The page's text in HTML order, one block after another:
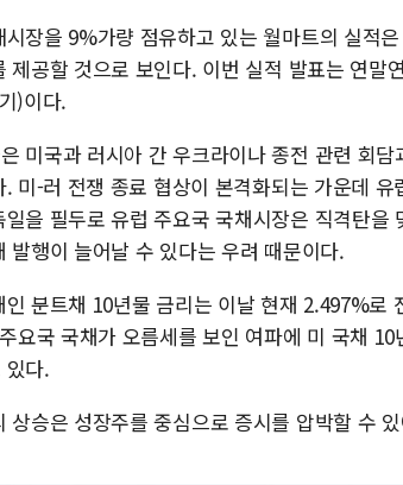
시장을 9%가량 점유하고 있는 월마트의 실적
제공할 것으로 보인다. 이번 실적 발표는 연말
)이다.
미국과 러시아 간 우크라이나 종전 관련 회
미-러 전쟁 종료 협상이 본격화되는 가운데
일을 필두로 유럽 주요국 국채시장은 직격탄
발행이 늘어날 수 있다는 우려 때문이다.
인 분트채 10년물 금리는 이날 현재 2.497%
요국 국채가 오름세를 보인 여파에 미 국채
있다.
상승은 성장주를 중심으로 증시를 압박할 수